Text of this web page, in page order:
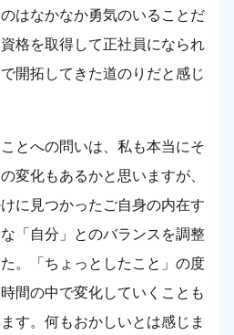
はなかなか勇気のいることだ
格を取得して正社員になられ
開拓してきた道のりだと感じ
とへの問いは、私も本当にそ
変化もあるかと思いますが、
に見つかったご自身の内在す
「自分」とのバランスを調整
。「ちょっとしたこと」の度
間の中で変化していくことも
す。何もおかしいとは感じま